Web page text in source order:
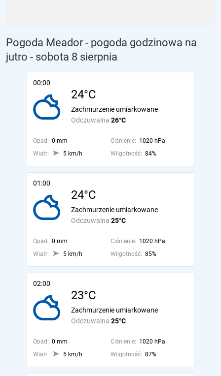
Pogoda Meador - pogoda godzinowa na
jutro - sobota 8 sierpnia
00:00
24°C
Odczuwalna 26°C
Zachmurzenie umiarkowane
Opad: 0 mm Ciśnienie: 1020 hPa
Wiatr:
5 km/h Wilgotność: 84%
01:00
24°C
Odczuwalna 25°C
Zachmurzenie umiarkowane
Opad: 0 mm Ciśnienie: 1020 hPa
Wiatr:
5 km/h Wilgotność: 85%
02:00
23°C
Odczuwalna 25°C
Zachmurzenie umiarkowane
Opad: 0 mm Ciśnienie: 1020 hPa
Wiatr:
5 km/h Wilgotność: 87%